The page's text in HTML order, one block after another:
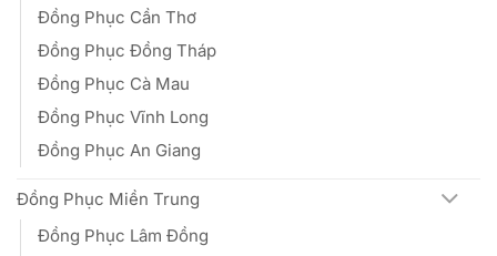
Đồng Phục Cần Thơ
Đồng Phục Đồng Tháp
Đồng Phục Cà Mau
Đồng Phục Vĩnh Long
Đồng Phục An Giang
Đồng Phục Miền Trung
Đồng Phục Lâm Đồng